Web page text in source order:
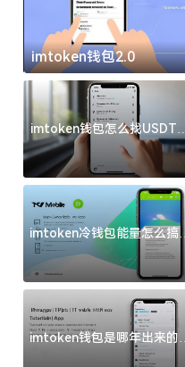
imtoken钱包2.0
imtoken钱包怎么找USDT地
址？三步搞定不踩坑
imtoken冷钱包能量怎么搞？
过来人告诉你门道
imtoken钱包是哪年出来的？
一文给你说清楚